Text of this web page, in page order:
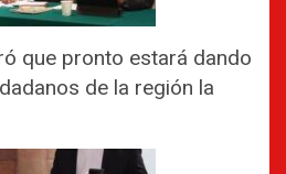
que pronto estará dando
de la región la